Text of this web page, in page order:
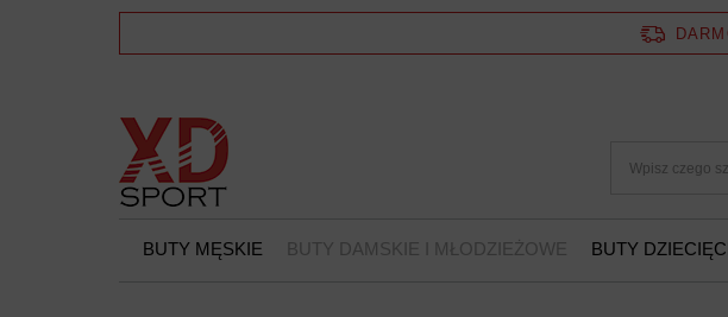
BUTY MĘSKIE BUTY DAMSKIE I MŁODZIEŻOWE BUTY